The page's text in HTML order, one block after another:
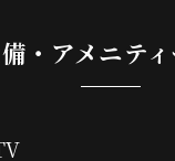
・アメニテ